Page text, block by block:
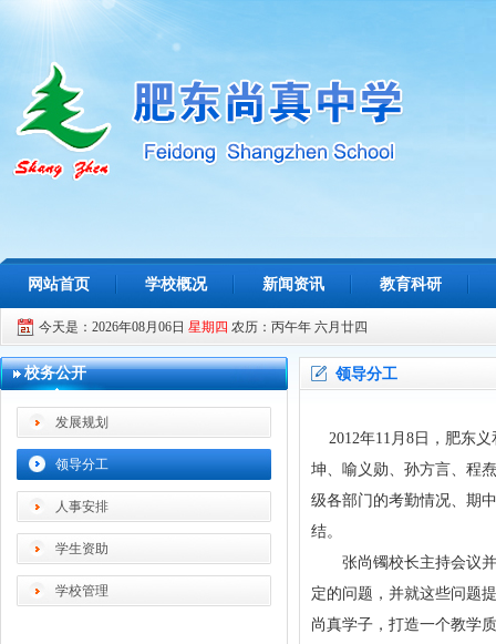
网站首页 学校概况 新闻资讯 教育科研
今天是：2026年08月06日 星期四 农历：丙午年 六月廿四
校务公开
发展规划
领导分工
人事安排
学生资助
学校管理
领导分工
2012年11月8日，肥东义
坤、喻义勋、孙方言、程
级各部门的考勤情况、期
结。
张尚镯校长主持会议并
定的问题，并就这些问题
尚真学子，打造一个教学